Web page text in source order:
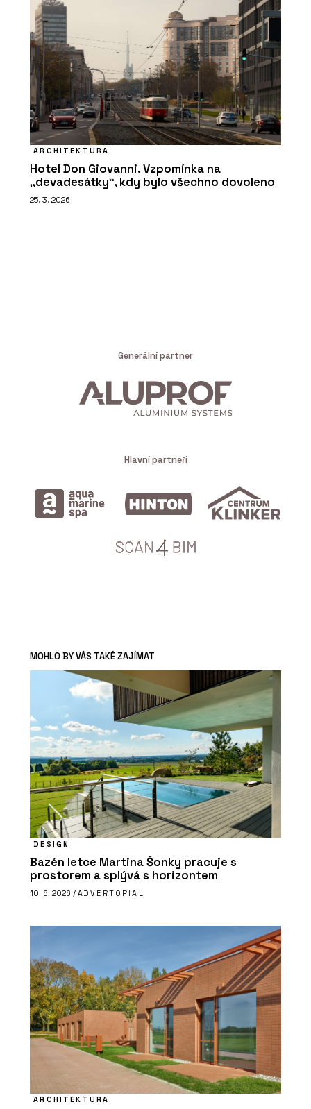
ARCHITEKTURA
Hotel Don Giovanni. Vzpomínka na
„devadesátky“, kdy bylo všechno dovoleno
25. 3. 2026
Generální partner
Hlavní partneři
MOHLO BY VÁS TAKÉ ZAJÍMAT
DESIGN
Bazén letce Martina Šonky pracuje s
prostorem a splývá s horizontem
10. 6. 2026 / ADVERTORIAL
ARCHITEKTURA